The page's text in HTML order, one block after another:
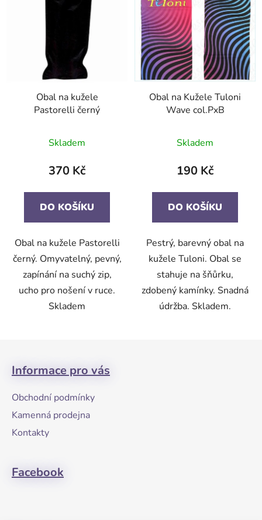
Obal na kužele
Pastorelli černý
Skladem
370 Kč
DO KOŠÍKU
Obal na kužele Pastorelli
černý. Omyvatelný, pevný,
zapínání na suchý zip,
ucho pro nošení v ruce.
Skladem
Obal na Kužele Tuloni
Wave col.PxB
Skladem
190 Kč
DO KOŠÍKU
Pestrý, barevný obal na
kužele Tuloni. Obal se
stahuje na šňůrku,
zdobený kamínky. Snadná
údržba. Skladem.
Informace pro vás
Obchodní podmínky
Kamenná prodejna
Kontakty
Facebook